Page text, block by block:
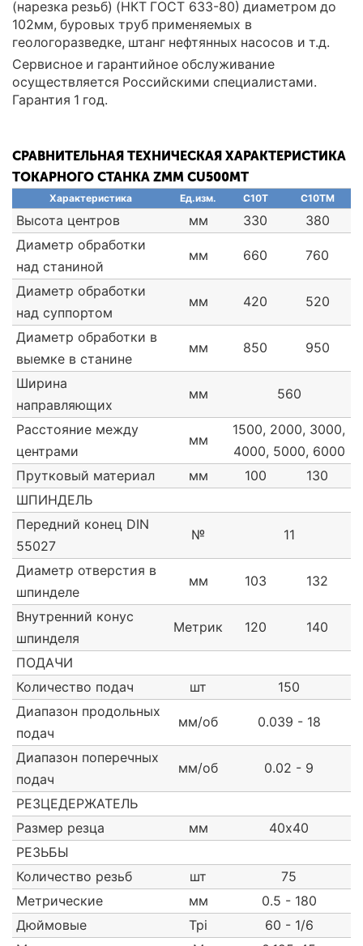
(нарезка резьб) (НКТ ГОСТ 633-80) диаметром до
102мм, буровых труб применяемых в
геологоразведке, штанг нефтянных насосов и т.д.
Сервисное и гарантийное обслуживание
осуществляется Российскими специалистами.
Гарантия 1 год.
СРАВНИТЕЛЬНАЯ ТЕХНИЧЕСКАЯ ХАРАКТЕРИСТИКА
ТОКАРНОГО СТАНКА ZMM CU500MT
Характеристика Ед.изм. C10T C10TM
Высота центров мм 330
380
Диаметр обработки
над станиной
мм 660 760
Диаметр обработки
над суппортом
мм 420 520
Диаметр обработки в
выемке в станине
мм 850 950
Ширина
направляющих
мм 560
Расстояние между
центрами
мм
1500, 2000, 3000,
4000, 5000, 6000
Прутковый материал
мм 100
130
ШПИНДЕЛЬ
Передний конец DIN
55027
№ 11
Диаметр отверстия в
шпинделе
мм 103 132
Внутренний конус
шпинделя
Метрик 120 140
ПОДАЧИ
Количество подач
шт
150
Диапазон продольных
подач
мм/об 0.039 - 18
Диапазон поперечных
подач
мм/об 0.02 - 9
РЕЗЦЕДЕРЖАТЕЛЬ
Размер резца
мм
40х40
РЕЗЬБЫ
Количество резьб
шт
75
Метрические
мм
0.5 - 180
Дюймовые
Tpi
60 - 1/6